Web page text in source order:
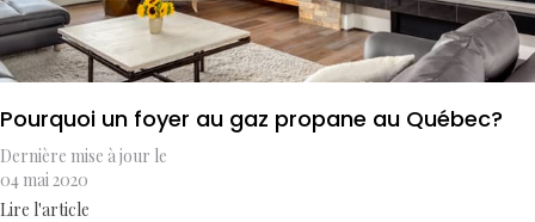
Pourquoi un foyer au gaz propane au Québec?
Dernière mise à jour le
04 mai 2020
Lire l'article